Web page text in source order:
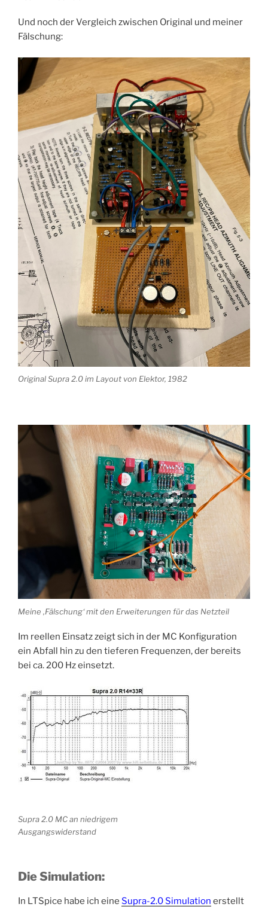
Und noch der Vergleich zwischen Original und meiner
Fälschung:
Original Supra 2.0 im Layout von Elektor, 1982
Meine ‚Fälschung‘ mit den Erweiterungen für das Netzteil
Im reellen Einsatz zeigt sich in der MC Konfiguration
ein Abfall hin zu den tieferen Frequenzen, der bereits
bei ca. 200 Hz einsetzt.
Supra 2.0 MC an niedrigem
Ausgangswiderstand
Die Simulation:
In LTSpice habe ich eine Supra-2.0 Simulation erstellt